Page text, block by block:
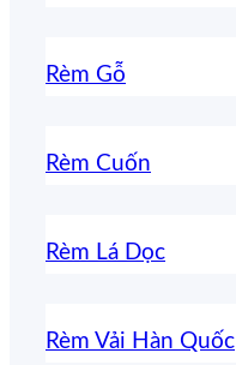
Rèm Gỗ
Rèm Cuốn
Rèm Lá Dọc
Rèm Vải Hàn Quốc